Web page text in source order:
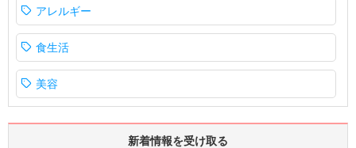
アレルギー
食生活
美容
新着情報を受け取る